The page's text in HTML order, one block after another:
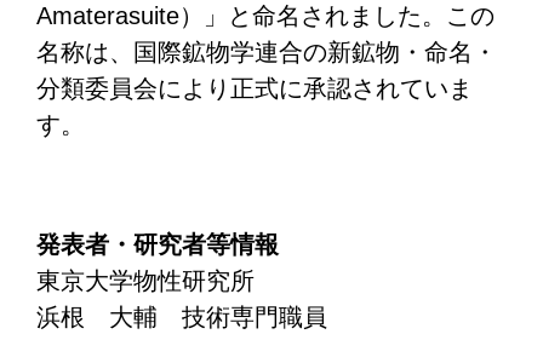
Amaterasuite）」と命名されました。この
名称は、国際鉱物学連合の新鉱物・命名・
分類委員会により正式に承認されていま
す。
発表者・研究者等情報
東京大学物性研究所
浜根 大輔 技術専門職員